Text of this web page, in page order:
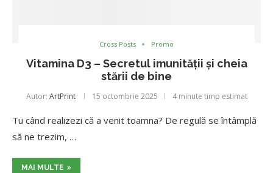
Cross Posts Promo
Vitamina D3 – Secretul imunității și cheia
stării de bine
Autor: ArtPrint 15 octombrie 2025 4 minute timp estimat
Tu când realizezi că a venit toamna? De regulă se întâmplă
să ne trezim, …
MAI MULTE